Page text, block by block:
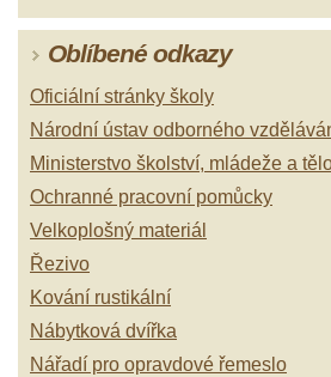
Oblíbené odkazy
Oficiální stránky školy
Národní ústav odborného
Ministerstvo školství, mládeže a
Ochranné pracovní pomůcky
Velkoplošný materiál
Řezivo
Kování rustikální
Nábytková dvířka
Nářadí pro opravdové řemeslo